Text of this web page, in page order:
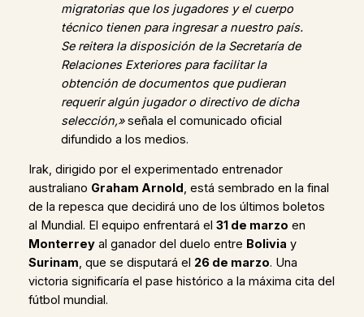
migratorias que los jugadores y el cuerpo
técnico tienen para ingresar a nuestro país.
Se reitera la disposición de la Secretaría de
Relaciones Exteriores para facilitar la
obtención de documentos que pudieran
requerir algún jugador o directivo de dicha
selección,»señala el comunicado oficial
difundido a los medios.
Irak, dirigido por el experimentado entrenador
australiano Graham Arnold, está sembrado en la final
de la repesca que decidirá uno de los últimos boletos
al Mundial. El equipo enfrentará el 31 de marzo en
Monterreyal ganador del duelo entre Bolivia y
Surinam, que se disputará el 26 de marzo. Una
victoria significaría el pase histórico a la máxima cita del
fútbol mundial.